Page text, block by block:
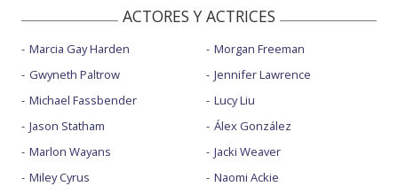
ACTORES Y ACTRICES
Marcia Gay Harden
Gwyneth Paltrow
Michael Fassbender
Jason Statham
Marlon Wayans
Miley Cyrus
Morgan Freeman
Jennifer Lawrence
Lucy Liu
Álex González
Jacki Weaver
Naomi Ackie